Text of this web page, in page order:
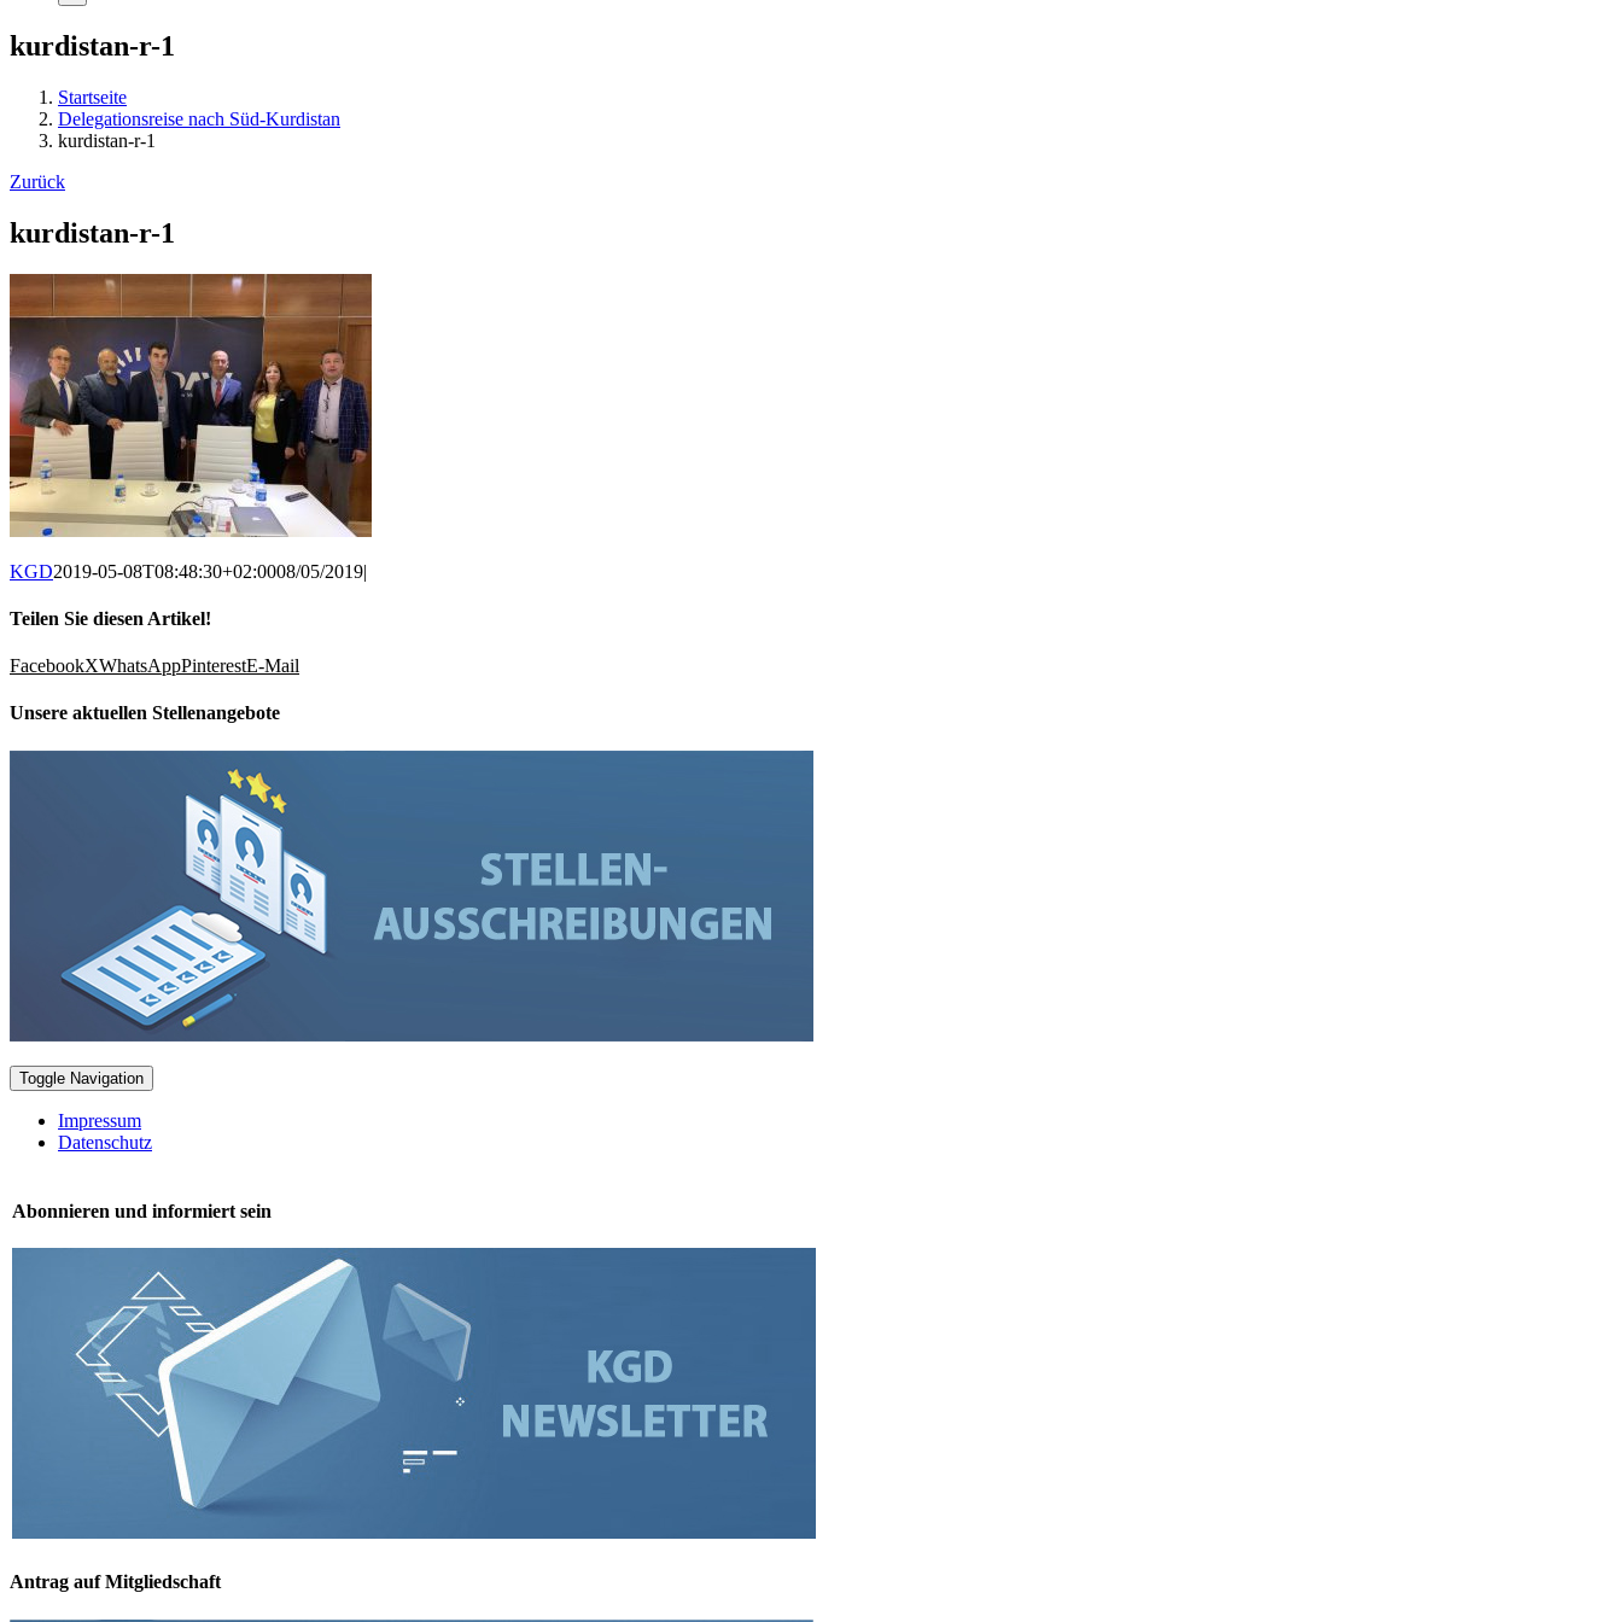
kurdistan-r-1
Startseite
Delegationsreise nach Süd-Kurdistan
kurdistan-r-1
Zurück
kurdistan-r-1
KGD2019-05-08T08:48:30+02:0008/05/2019|
Teilen Sie diesen Artikel!
FacebookXWhatsAppPinterestE-Mail
Unsere aktuellen Stellenangebote
Toggle Navigation
Impressum
Datenschutz
Abonnieren und informiert sein
Antrag auf Mitgliedschaft